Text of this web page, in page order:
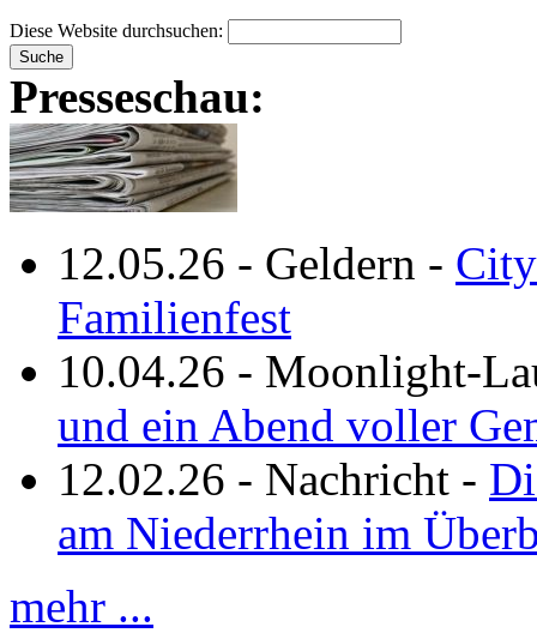
Diese Website durchsuchen:
Presseschau:
12.05.26 - Geldern -
Familienfest
10.04.26 - Moonlight-
und ein Abend voller
12.02.26 - Nachricht -
am Niederrhein im
mehr ...